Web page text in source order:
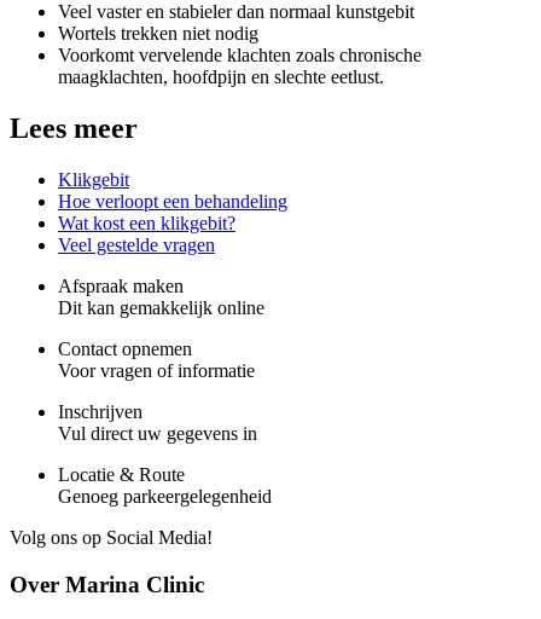
Veel vaster en stabieler dan normaal kunstgebit
Wortels trekken niet nodig
Voorkomt vervelende klachten zoals chronische
maagklachten, hoofdpijn en slechte eetlust.
Lees meer
Klikgebit
Hoe verloopt een behandeling
Wat kost een klikgebit?
Veel gestelde vragen
Afspraak maken
Dit kan gemakkelijk online
Contact opnemen
Voor vragen of informatie
Inschrijven
Vul direct uw gegevens in
Locatie & Route
Genoeg parkeergelegenheid
Volg ons op Social Media!
Over Marina Clinic